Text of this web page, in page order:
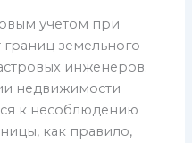
учетом при
земельного
инженеров.
недвижимости
к несоблюдению
как правило,